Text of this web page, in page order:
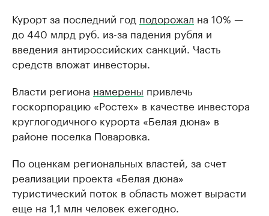
Курорт за последний год подорожал на 10% —
до 440 млрд руб. из-за падения рубля и
введения антироссийских санкций. Часть
средств вложат инвесторы.
Власти региона намерены привлечь
госкорпорацию «Ростех» в качестве инвестора
круглогодичного курорта «Белая дюна» в
районе поселка Поваровка.
По оценкам региональных властей, за счет
реализации проекта «Белая дюна»
туристический поток в область может вырасти
еще на 1,1 млн человек ежегодно.